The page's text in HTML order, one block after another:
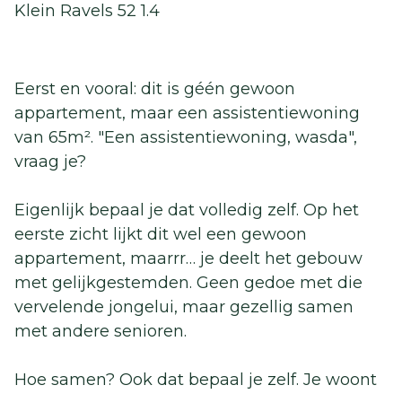
Klein Ravels 52 1.4
Eerst en vooral: dit is géén gewoon
appartement, maar een assistentiewoning
van 65m². "Een assistentiewoning, wasda",
vraag je?
Eigenlijk bepaal je dat volledig zelf. Op het
eerste zicht lijkt dit wel een gewoon
appartement, maarrr… je deelt het gebouw
met gelijkgestemden. Geen gedoe met die
vervelende jongelui, maar gezellig samen
met andere senioren.
Hoe samen? Ook dat bepaal je zelf. Je woont